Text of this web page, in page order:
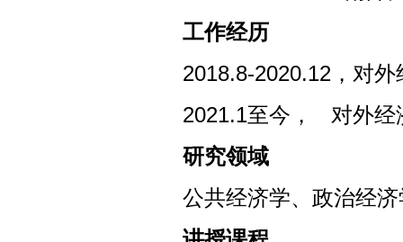
工作经历
2018.8-2020.12，对
2021.1至今， 对外经
研究领域
公共经济学、政治经